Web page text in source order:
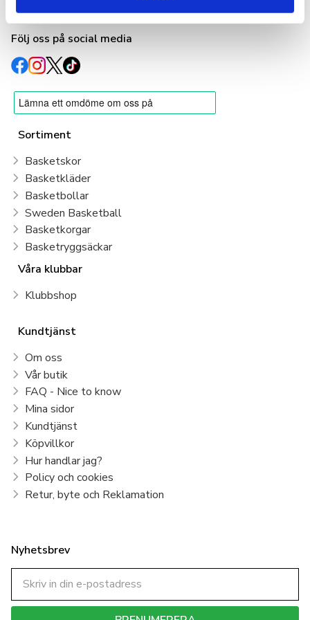
Följ oss på social media
Sortiment
Basketskor
Basketkläder
Basketbollar
Sweden Basketball
Basketkorgar
Basketryggsäckar
Våra klubbar
Klubbshop
Kundtjänst
Om oss
Vår butik
FAQ - Nice to know
Mina sidor
Kundtjänst
Köpvillkor
Hur handlar jag?
Policy och cookies
Retur, byte och Reklamation
Nyhetsbrev